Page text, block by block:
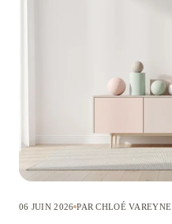
06 JUIN 2026 PAR CHLOÉ VAREYNE